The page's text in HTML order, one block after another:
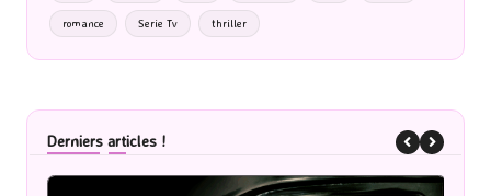
romance Serie Tv thriller
Derniers articles !